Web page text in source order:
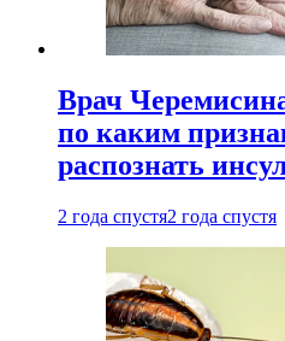
Врач
по каким
распознать
2 года спустя2 года спустя